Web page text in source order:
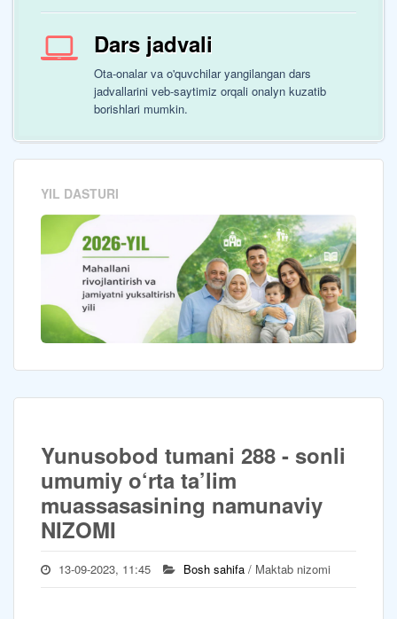
Dars jadvali
Ota-onalar va o'quvchilar yangilangan dars
jadvallarini veb-saytimiz orqali onalyn kuzatib
borishlari mumkin.
YIL DASTURI
Yunusobod tumani 288 - sonli
umumiy o‘rta ta’lim
muassasasining namunaviy
NIZOMI
13-09-2023, 11:45 Bosh sahifa / Maktab nizomi